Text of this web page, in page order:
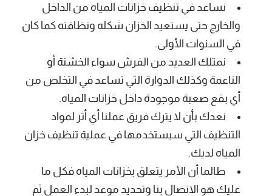
نساعد في تنظيف خزانات المياه من الداخل
والخارج حتى يستعيد الخزان شكله ونظافته كما كان
في السنوات الأولى.
نمتلك العديد من الفرش سواء الخشنة أو
الناعمة وكذلك الدوارة التي تساعد في التخلص من
أي بقع صعبة موجودة داخل خزانات المياه.
نعدك بأن لا يترك فريق عملنا أي أثر لمواد
التنظيف التي سيستخدمها في عملية تنظيف خزان
المياه لديك.
طالما أن الأمر يتعلق بخزانات المياه فكل ما
عليك هو الاتصال بنا وتحديد موعد لبدء العمل ثم